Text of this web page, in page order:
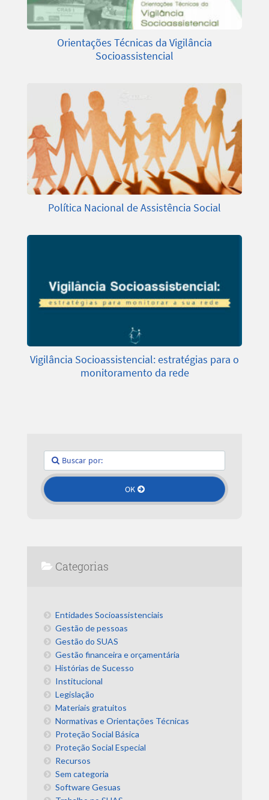
Orientações Técnicas da Vigilância
Socioassistencial
Política Nacional de Assistência Social
Vigilância Socioassistencial: estratégias para o
monitoramento da rede
Categorias
Entidades Socioassistenciais
Gestão de pessoas
Gestão do SUAS
Gestão financeira e orçamentária
Histórias de Sucesso
Institucional
Legislação
Materiais gratuitos
Normativas e Orientações Técnicas
Proteção Social Básica
Proteção Social Especial
Recursos
Sem categoria
Software Gesuas